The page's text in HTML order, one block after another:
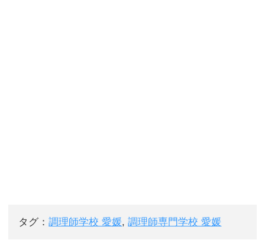
タグ：調理師学校 愛媛,調理師専門学校 愛媛